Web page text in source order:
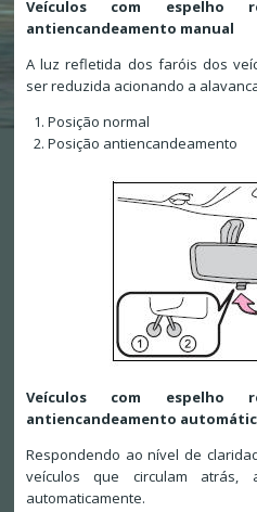
Veículos com espelho
antiencandeamento manual
A luz refletida dos faróis dos
ser reduzida acionando a
Posição normal
Posição antiencandeamento
Veículos com espelho
antiencandeamento
Respondendo ao nível de
veículos que circulam
automaticamente.